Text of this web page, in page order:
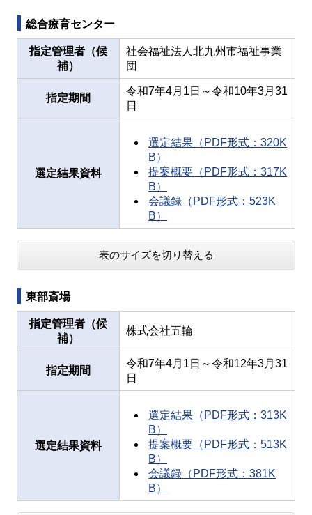
総合療育センター
指定管理者（候
補）
社会福祉法人北九州市福祉事業
団
指定期間
令和7年4月1日～令和10年3月31
日
選定結果資料
選定結果（PDF形式：320K
B）
提案概要（PDF形式：317K
B）
会議録（PDF形式：523K
B）
表のサイズを切り替える
東部斎場
指定管理者（候
補）
株式会社五輪
指定期間
令和7年4月1日～令和12年3月31
日
選定結果資料
選定結果（PDF形式：313K
B）
提案概要（PDF形式：513K
B）
会議録（PDF形式：381K
B）